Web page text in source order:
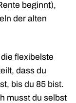
beginnt),
der alten
flexibelste
dass du
bis du 85 bist.
musst du selbst